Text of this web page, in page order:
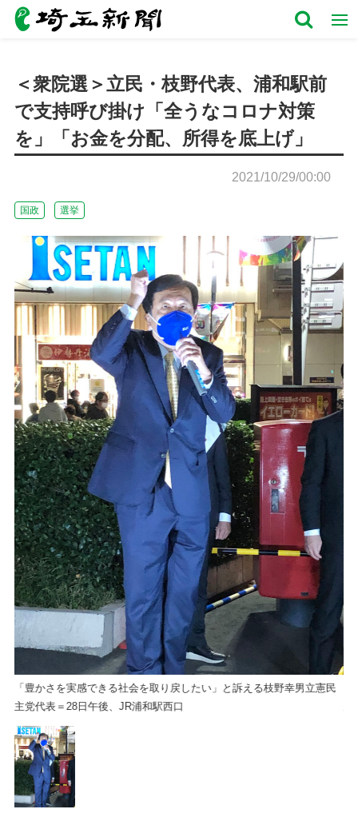
＜衆院選＞立民・枝野代表、浦和駅前
で支持呼び掛け「全うなコロナ対策
を」「お金を分配、所得を底上げ」
2021/10/29/00:00
国政 選挙
「豊かさを実感できる社会を取り戻したい」と訴える枝野幸男立憲民
主党代表＝28日午後、JR浦和駅西口